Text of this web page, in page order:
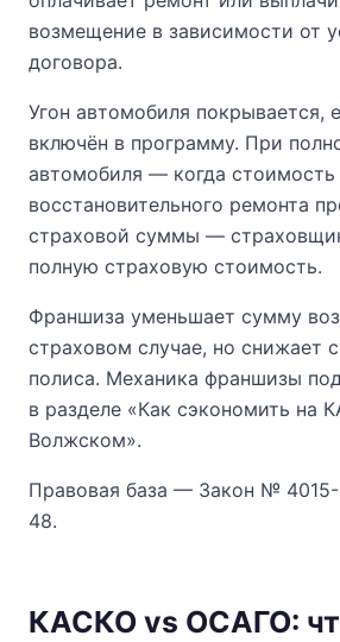
возмещение в зависимости от
договора.
Угон автомобиля покрывается,
включён в программу. При
автомобиля — когда стоимость
восстановительного ремонта
страховой суммы —
полную страховую стоимость.
Франшиза уменьшает сумму
страховом случае, но снижает
полиса. Механика франшизы
в разделе «Как сэкономить на
Волжском».
Правовая база — Закон № 4015-
48.
КАСКО vs ОСАГО: